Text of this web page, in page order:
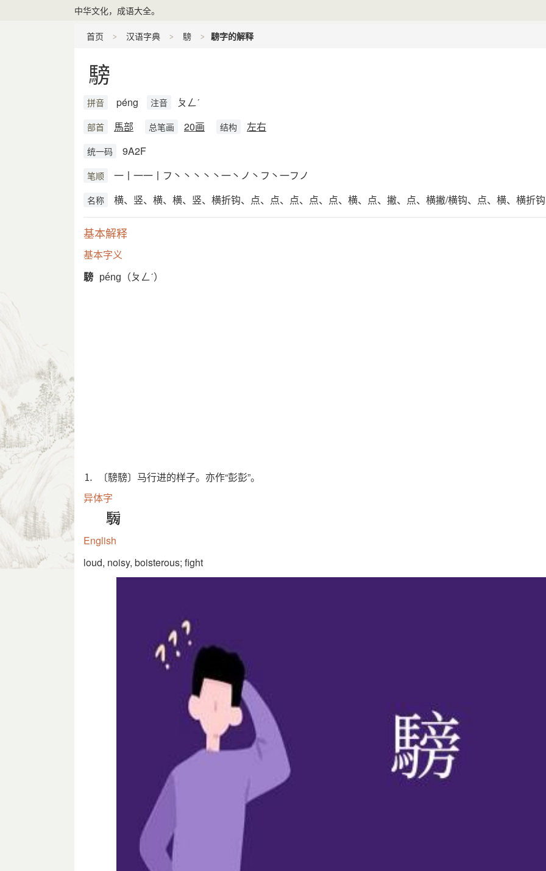
中华文化，成语大全。
首页 汉语字典 騯 騯字的解释
騯
拼音 péng 注音 ㄆㄥˊ
部首 馬部 总笔画 20画 结构 左右
统一码 9A2F
笔顺 一丨一一丨フ丶丶丶丶丶一丶ノ丶フ丶一フノ
名称 横、竖、横、横、竖、横折钩、点、点、点、点、点、横、点、撇、点、横撇/横钩、点、横、横折
基本解释
基本字义
騯
péng（ㄆㄥˊ）
⒈ 〔騯騯〕马行进的样子。亦作“彭彭”。
异体字
English
loud, noisy, boisterous; fight